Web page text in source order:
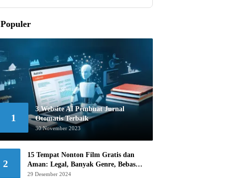
Populer
1
3 Website AI Pembuat Jurnal
Otomatis Terbaik
30 November 2023
2
15 Tempat Nonton Film Gratis dan
Aman: Legal, Banyak Genre, Bebas
Khawatir!
29 Desember 2024